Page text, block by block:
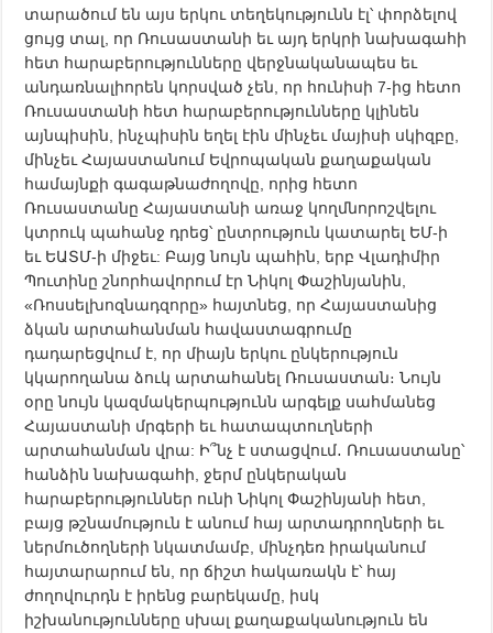
տարածում են այս երկու տեղեկությունն էլ՝ փորձելով
ցույց տալ, որ Ռուսաստանի եւ այդ երկրի նախագահի
հետ հարաբերությունները վերջնականապես եւ
անդառնալիորեն կորսված չեն, որ հունիսի 7-ից հետո
Ռուսաստանի հետ հարաբերությունները կլինեն
այնպիսին, ինչպիսին եղել էին մինչեւ մայիսի սկիզբը,
մինչեւ Հայաստանում Եվրոպական քաղաքական
համայնքի գագաթնաժողովը, որից հետո
Ռուսաստանը Հայաստանի առաջ կողմնորոշվելու
կտրուկ պահանջ դրեց՝ ընտրություն կատարել ԵՄ-ի
եւ ԵԱՏՄ-ի միջեւ: Բայց նույն պահին, երբ Վլադիմիր
Պուտինը շնորհավորում էր Նիկոլ Փաշինյանին,
«Ռոսսելխոզնադզորը» հայտնեց, որ Հայաստանից
ձկան արտահանման հավաստագրումը
դադարեցվում է, որ միայն երկու ընկերություն
կկարողանա ձուկ արտահանել Ռուսաստան։ Նույն
օրը նույն կազմակերպությունն արգելք սահմանեց
Հայաստանի մրգերի եւ հատապտուղների
արտահանման վրա: Ի՞նչ է ստացվում․ Ռուսաստանը՝
հանձին նախագահի, ջերմ ընկերական
հարաբերություններ ունի Նիկոլ Փաշինյանի հետ,
բայց թշնամություն է անում հայ արտադրողների եւ
ներմուծողների նկատմամբ, մինչդեռ իրականում
հայտարարում են, որ ճիշտ հակառակն է՝ հայ
ժողովուրդն է իրենց բարեկամը, իսկ
իշխանությունները սխալ քաղաքականություն են